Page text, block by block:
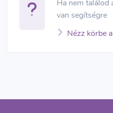
Ha nem találod
van segítségre
Nézz körbe